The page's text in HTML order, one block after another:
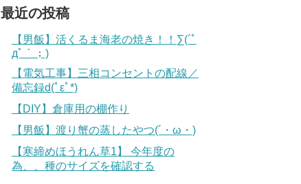
最近の投稿
【男飯】活くるま海老の焼き！！∑(´ﾟ
дﾟ｀；)
【電気工事】三相コンセントの配線／
備忘録d(ﾟεﾟ*)
【DIY】倉庫用の棚作り
【男飯】渡り蟹の蒸したやつ(´・ω・)
【寒締めほうれん草1】 今年度の
為、、種のサイズを確認する